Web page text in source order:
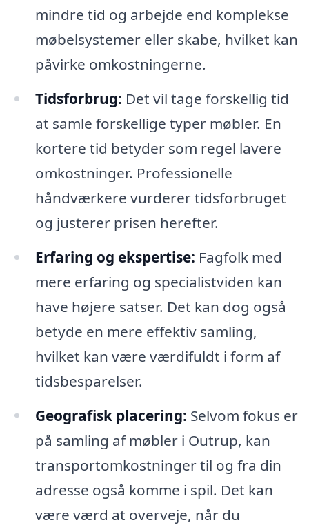
mindre tid og arbejde end komplekse
møbelsystemer eller skabe, hvilket kan
påvirke omkostningerne.
Tidsforbrug: Det vil tage forskellig tid
at samle forskellige typer møbler. En
kortere tid betyder som regel lavere
omkostninger. Professionelle
håndværkere vurderer tidsforbruget
og justerer prisen herefter.
Erfaring og ekspertise: Fagfolk med
mere erfaring og specialistviden kan
have højere satser. Det kan dog også
betyde en mere effektiv samling,
hvilket kan være værdifuldt i form af
tidsbesparelser.
Geografisk placering: Selvom fokus er
på samling af møbler i Outrup, kan
transportomkostninger til og fra din
adresse også komme i spil. Det kan
være værd at overveje, når du